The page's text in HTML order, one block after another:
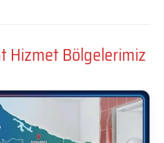
Hizmet Bölgelerimiz